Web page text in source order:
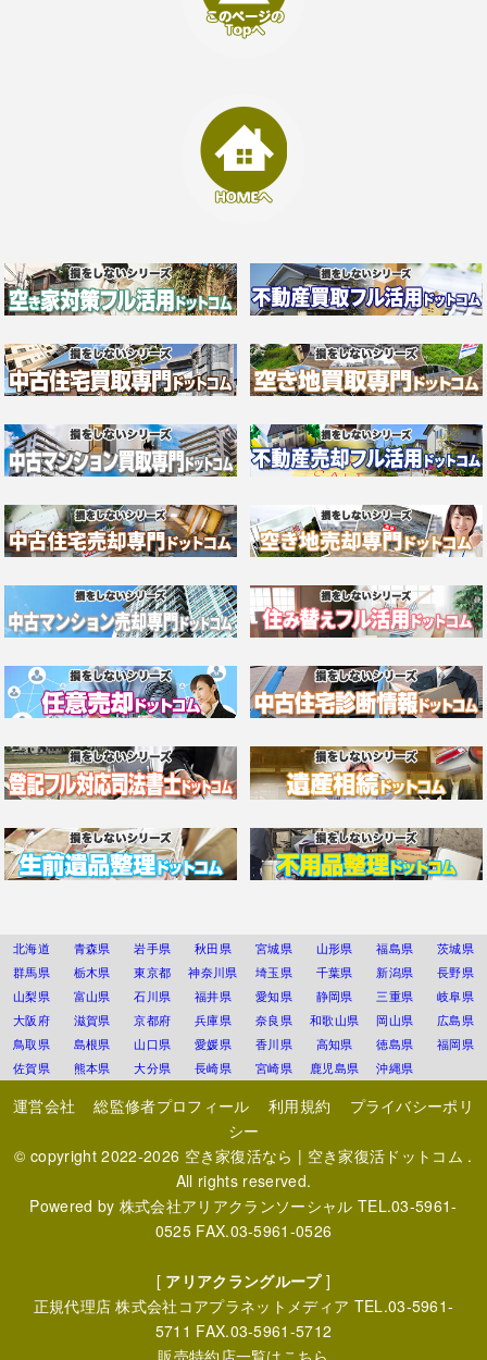
北海道 青森県 岩手県 秋田県 宮城県 山形県 福島県
茨城県
群馬県
栃木県 東京都 神奈川県 埼玉県 千葉県 新潟県
長野県
山梨県
富山県 石川県 福井県 愛知県 静岡県 三重県
岐阜県
大阪府
滋賀県 京都府 兵庫県 奈良県 和歌山県 岡山県
広島県
鳥取県
島根県 山口県 愛媛県 香川県 高知県 徳島県
福岡県
佐賀県
熊本県 大分県 長崎県 宮崎県 鹿児島県 沖縄県
運営会社 総監修者プロフィール 利用規約
プライバシーポリ
シー
© copyright 2022-2026 空き家復活なら | 空き家復活ドットコム .
All rights reserved.
Powered by 株式会社アリアクランソーシャル TEL.03-5961-
0525 FAX.03-5961-0526
[ アリアクラングループ]
正規代理店株式会社コアプラネットメディア TEL.03-5961-
5711 FAX.03-5961-5712
販売特約店一覧はこちら